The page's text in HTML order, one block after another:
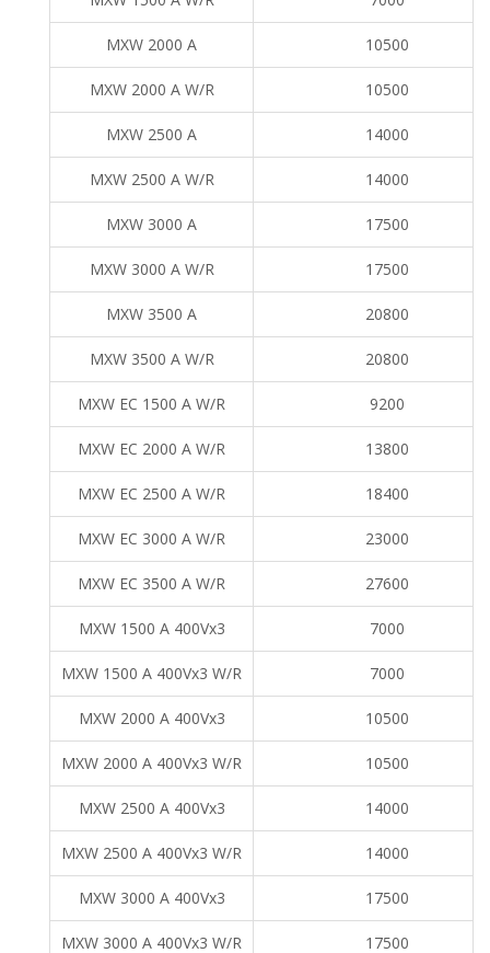
MXW 2000 A 10500
MXW 2000 A W/R 10500
MXW 2500 A 14000
MXW 2500 A W/R 14000
MXW 3000 A 17500
MXW 3000 A W/R 17500
MXW 3500 A 20800
MXW 3500 A W/R 20800
MXW EC 1500 A W/R 9200
MXW EC 2000 A W/R 13800
MXW EC 2500 A W/R 18400
MXW EC 3000 A W/R 23000
MXW EC 3500 A W/R 27600
MXW 1500 A 400Vx3 7000
MXW 1500 A 400Vx3 W/R 7000
MXW 2000 A 400Vx3 10500
MXW 2000 A 400Vx3 W/R 10500
MXW 2500 A 400Vx3 14000
MXW 2500 A 400Vx3 W/R 14000
MXW 3000 A 400Vx3 17500
MXW 3000 A 400Vx3 W/R 17500